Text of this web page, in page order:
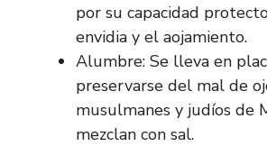
por su capacidad
envidia y el aojamiento.
Alumbre: Se lleva en
preservarse del mal de
musulmanes y judíos de
mezclan con sal.